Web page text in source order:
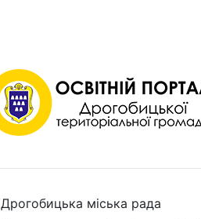
Дрогобицька міська рада